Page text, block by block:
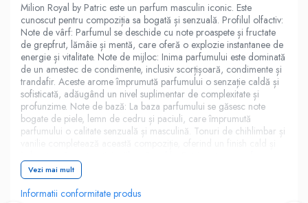
Milion Royal by Patric este un parfum masculin iconic. Este
cunoscut pentru compoziția sa bogată și senzuală. Profilul olfactiv:
Note de vârf: Parfumul se deschide cu note proaspete și fructate
de grepfrut, lămâie și mentă, care oferă o explozie instantanee de
energie și vitalitate. Note de mijloc: Inima parfumului este dominată
de un amestec de condimente, inclusiv scorțișoară, condimente și
trandafir. Aceste arome împrumută parfumului o senzație caldă și
sofisticată, adăugând un nivel suplimentar de complexitate și
profunzime. Note de bază: La baza parfumului se găsesc note
bogate de piele, lemn de cedru și paciuli, care împrumută
parfumului o calitate senzuală și masculină. Tonuri de chihlimbar și
seducător și puternic, potrivit pentru o varietate de ocazii, de la
întâlniri romantice până la serate de lux. Este apreciat pentru
proiecția sa puternică și longevitatea sa, făcându-l un parfum ideal
Vezi mai mult
Informatii conformitate produs